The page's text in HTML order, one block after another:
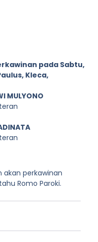
pada Sabtu,
Kleca,
MULYONO
perkawinan
Romo Paroki.